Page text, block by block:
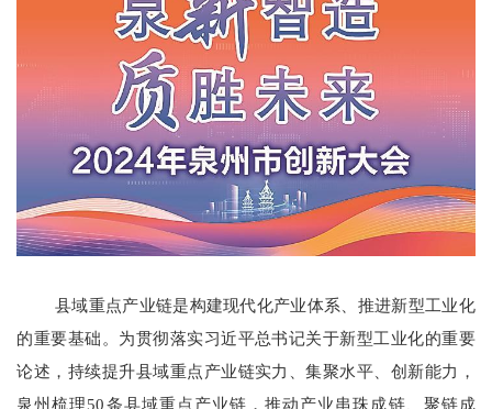
县域重点产业链是构建现代化产业体系、推进新型工业化
的重要基础。为贯彻落实习近平总书记关于新型工业化的重要
论述，持续提升县域重点产业链实力、集聚水平、创新能力，
泉州梳理50条县域重点产业链，推动产业串珠成链、聚链成